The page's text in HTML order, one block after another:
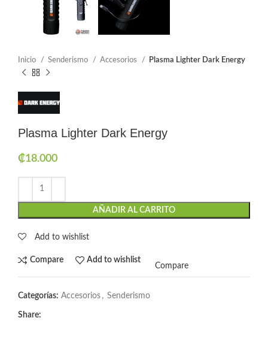
Inicio Senderismo Accesorios Plasma Lighter Dark Energy
Plasma Lighter Dark Energy
₡18.000
AÑADIR AL CARRITO
Add to wishlist
Compare Add to wishlist
Compare
Categorías: Accesorios , Senderismo
Share: